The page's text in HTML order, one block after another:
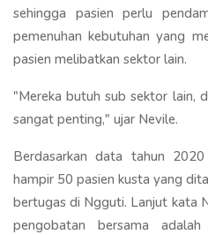
sehingga pasien perlu
pemenuhan kebutuhan yang
pasien melibatkan sektor lain.
"Mereka butuh sub sektor lain,
sangat penting," ujar Nevile.
Berdasarkan data tahun
hampir 50 pasien kusta yang
bertugas di Ngguti. Lanjut kata
pengobatan bersama